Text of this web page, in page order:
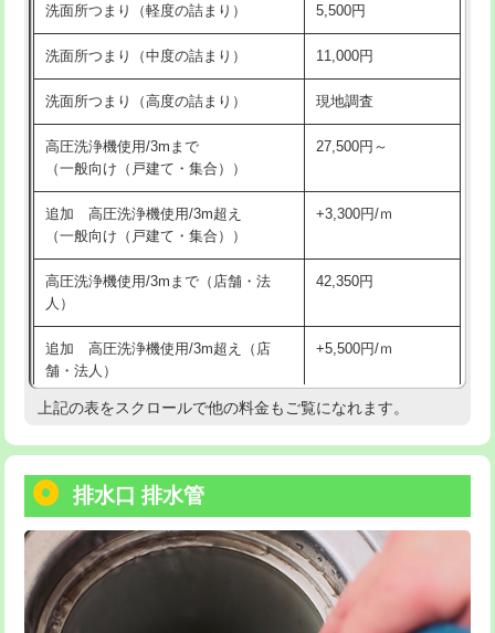
モルタル補修（厚さ10㎝超え） 38,500円
洗面台設置 38,500円
バスタブ設置 現場見積
追加人工 16,500円
廃棄・処分
※給水管工事は20mmまでの価格です。
持込商品取付（混合水栓） 16,500円
持込商品取付（浄水器・分岐水栓） 16,500円
給水管工事※（ホール加工) 16,500円
給水管工事※（バンド止め)
給水管工事※（支持金具設置) 5,500円
給水管工事※（保温材使用（バンド止
め込み）)
5,500円
給水管工事※（土の掘削・埋め戻し作
業)
11,000円
給水管工事※（塩ビ管（VP・HI）使
用/3ｍまで)
用（追加）/3ｍ超え)
給水管工事※（ライニング鋼管・銅
管・ポリ管・HT管使用/3ｍまで)
44,000円
給水管工事※（ライニング鋼管・銅
管・ポリ管・HT管使用/3ｍ超え)
+8,800円
洗面所つまり（軽度の詰まり） 5,500円
洗面所つまり（中度の詰まり） 11,000円
洗面所つまり（高度の詰まり） 現地調査
高圧洗浄機使用/3mまで
（一般向け（戸建て・集合））
27,500円～
追加 高圧洗浄機使用/3m超え
（一般向け（戸建て・集合））
+3,300円/ｍ
高圧洗浄機使用/3mまで（店舗・法
人）
42,350円
追加 高圧洗浄機使用/3m超え（店
舗・法人）
+5,500円/ｍ
高度高圧洗浄換 現地調査
トーラー機使用/3mまで
追加トーラー機使用/3m超え +3,300円
カメラ調査 33,000円
上記の表をスクロールで他の料金もご覧になれます。
排水口 排水管